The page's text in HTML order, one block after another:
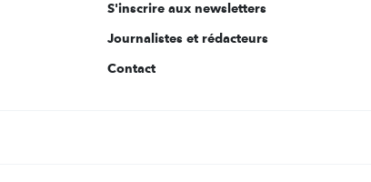
S'inscrire aux newsletters
Journalistes et rédacteurs
Contact